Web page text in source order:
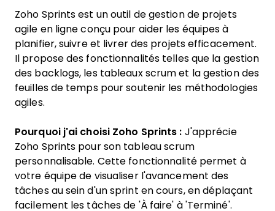
Zoho Sprints est un outil de gestion de projets
agile en ligne conçu pour aider les équipes à
planifier, suivre et livrer des projets efficacement.
Il propose des fonctionnalités telles que la gestion
des backlogs, les tableaux scrum et la gestion des
feuilles de temps pour soutenir les méthodologies
agiles.
Pourquoi j'ai choisi Zoho Sprints : J'apprécie
Zoho Sprints pour son tableau scrum
personnalisable. Cette fonctionnalité permet à
votre équipe de visualiser l'avancement des
tâches au sein d'un sprint en cours, en déplaçant
facilement les tâches de 'À faire' à 'Terminé'.